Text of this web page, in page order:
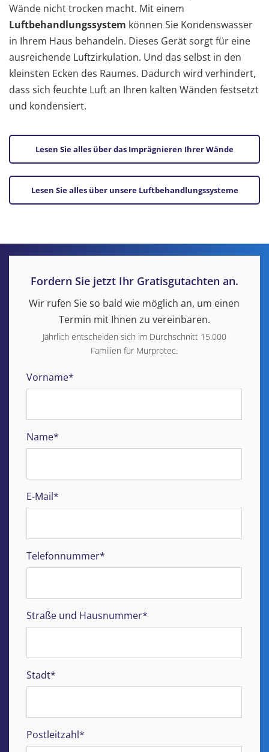
Wände nicht trocken macht. Mit einem
Luftbehandlungssystem können Sie Kondenswasser
in Ihrem Haus behandeln. Dieses Gerät sorgt für eine
ausreichende Luftzirkulation. Und das selbst in den
kleinsten Ecken des Raumes. Dadurch wird verhindert,
dass sich feuchte Luft an Ihren kalten Wänden festsetzt
und kondensiert.
Lesen Sie alles über das Imprägnieren Ihrer Wände
Lesen Sie alles über unsere Luftbehandlungssysteme
Fordern Sie jetzt Ihr Gratisgutachten an.
Wir rufen Sie so bald wie möglich an, um einen
Termin mit Ihnen zu vereinbaren.
Jährlich entscheiden sich im Durchschnitt 15.000
Familien für Murprotec.
Vorname*
Name*
E-Mail*
Telefonnummer*
Straße und Hausnummer*
Stadt*
Postleitzahl*